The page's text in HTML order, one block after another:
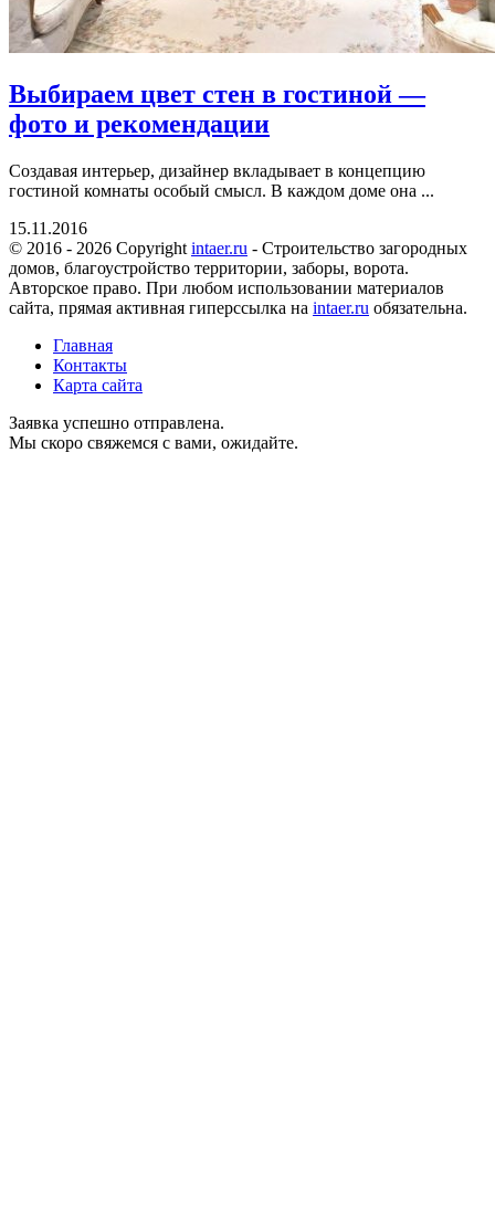
Выбираем цвет стен в гостиной —
фото и рекомендации
Создавая интерьер, дизайнер вкладывает в концепцию
гостиной комнаты особый смысл. В каждом доме она ...
15.11.2016
© 2016 - 2026 Copyright intaer.ru - Cтроительство загородных
домов, благоустройство территории, заборы, ворота.
Авторское право. При любом использовании материалов
сайта, прямая активная гиперссылка на intaer.ru обязательна.
Главная
Контакты
Карта сайта
Заявка успешно отправлена.
Мы скоро свяжемся с вами, ожидайте.